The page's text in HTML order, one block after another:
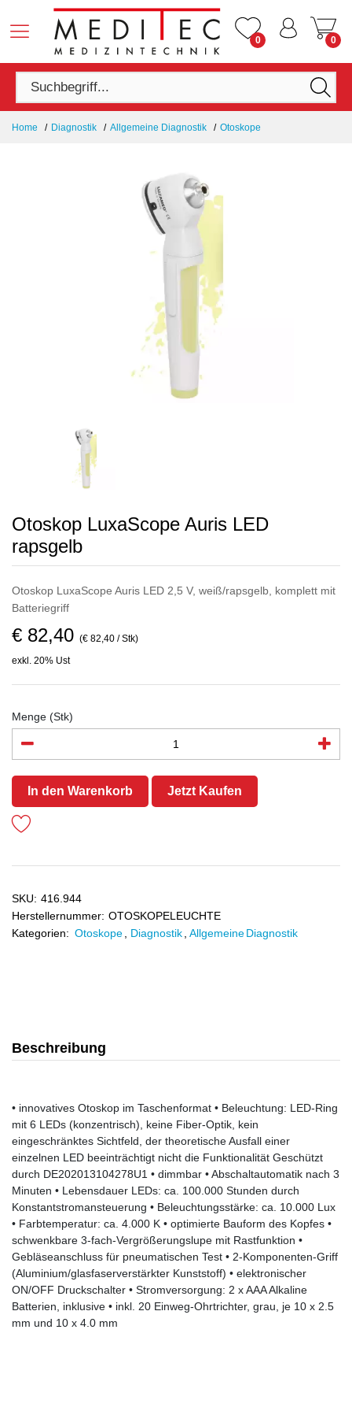
0 0
Home Diagnostik Allgemeine Diagnostik Otoskope
Otoskop LuxaScope Auris LED
rapsgelb
Otoskop LuxaScope Auris LED 2,5 V, weiß/rapsgelb, komplett mit
Batteriegriff
€ 82,40 (€ 82,40 / Stk)
exkl. 20% Ust
Menge (Stk)
In den Warenkorb Jetzt Kaufen
SKU: 416.944
Herstellernummer: OTOSKOPELEUCHTE
Kategorien: Otoskope Diagnostik Allgemeine Diagnostik
Beschreibung
• innovatives Otoskop im Taschenformat • Beleuchtung: LED-Ring
mit 6 LEDs (konzentrisch), keine Fiber-Optik, kein
eingeschränktes Sichtfeld, der theoretische Ausfall einer
einzelnen LED beeinträchtigt nicht die Funktionalität Geschützt
durch DE202013104278U1 • dimmbar • Abschaltautomatik nach 3
Minuten • Lebensdauer LEDs: ca. 100.000 Stunden durch
Konstantstromansteuerung • Beleuchtungsstärke: ca. 10.000 Lux
• Farbtemperatur: ca. 4.000 K • optimierte Bauform des Kopfes •
schwenkbare 3-fach-Vergrößerungslupe mit Rastfunktion •
Gebläseanschluss für pneumatischen Test • 2-Komponenten-Griff
(Aluminium/glasfaserverstärkter Kunststoff) • elektronischer
ON/OFF Druckschalter • Stromversorgung: 2 x AAA Alkaline
Batterien, inklusive • inkl. 20 Einweg-Ohrtrichter, grau, je 10 x 2.5
mm und 10 x 4.0 mm